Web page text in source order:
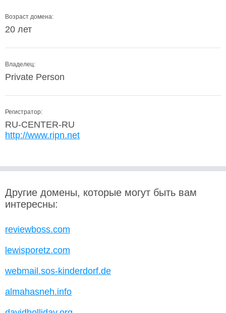
Возраст домена:
20 лет
Владелец:
Private Person
Регистратор:
RU-CENTER-RU
http://www.ripn.net
Другие домены, которые могут быть вам
интересны:
reviewboss.com
lewisporetz.com
webmail.sos-kinderdorf.de
almahasneh.info